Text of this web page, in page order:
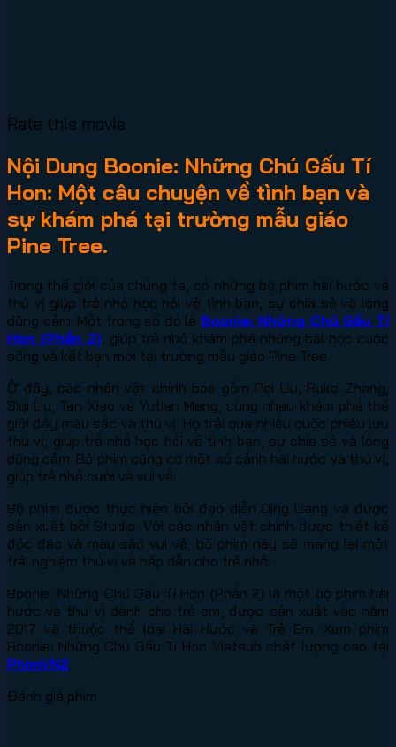
Rate this movie
Nội Dung Boonie: Những Chú Gấu Tí
Hon: Một câu chuyện về tình bạn và
sự khám phá tại trường mẫu giáo
Pine Tree.
Trong thế giới của chúng ta, có những bộ phim hài hước và
thú vị giúp trẻ nhỏ học hỏi về tình bạn, sự chia sẻ và lòng
dũng cảm. Một trong số đó là Boonie: Những Chú Gấu Tí
Hon (Phần 2), giúp trẻ nhỏ khám phá những bài học cuộc
sống và kết bạn mới tại trường mẫu giáo Pine Tree.
Ở đây, các nhân vật chính bao gồm Pei Liu, Ruke Zhang,
Siqi Liu, Tan Xiao và Yutian Meng, cùng nhau khám phá thế
giới đầy màu sắc và thú vị. Họ trải qua nhiều cuộc phiêu lưu
thú vị, giúp trẻ nhỏ học hỏi về tình bạn, sự chia sẻ và lòng
dũng cảm. Bộ phim cũng có một số cảnh hài hước và thú vị,
giúp trẻ nhỏ cười và vui vẻ.
Bộ phim được thực hiện bởi đạo diễn Ding Liang và được
sản xuất bởi Studio. Với các nhân vật chính được thiết kế
độc đáo và màu sắc vui vẻ, bộ phim này sẽ mang lại một
trải nghiệm thú vị và hấp dẫn cho trẻ nhỏ.
Boonie: Những Chú Gấu Tí Hon (Phần 2) là một bộ phim hài
hước và thú vị dành cho trẻ em, được sản xuất vào năm
2017 và thuộc thể loại Hài Hước và Trẻ Em. Xem phim
Boonie: Những Chú Gấu Tí Hon Vietsub chất lượng cao tại
PhimVN2.
Đánh giá phim